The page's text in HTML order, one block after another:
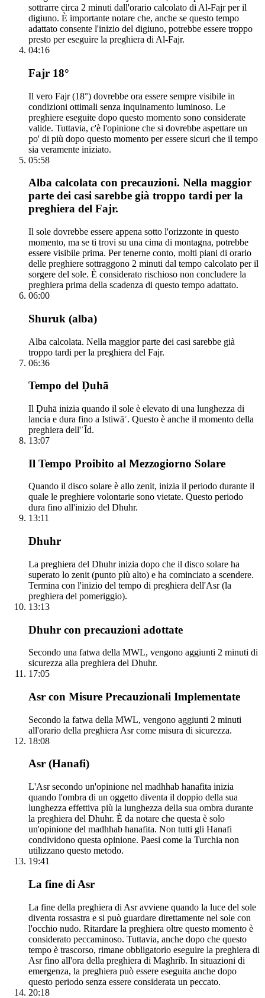
sottrarre circa 2 minuti dall'orario calcolato di Al-Fajr per il
digiuno. È importante notare che, anche se questo tempo
adattato consente l'inizio del digiuno, potrebbe essere troppo
presto per eseguire la preghiera di Al-Fajr.
04:16
Fajr 18°
Il vero Fajr (18°) dovrebbe ora essere sempre visibile in
condizioni ottimali senza inquinamento luminoso. Le
preghiere eseguite dopo questo momento sono considerate
valide. Tuttavia, c'è l'opinione che si dovrebbe aspettare un
po' di più dopo questo momento per essere sicuri che il tempo
sia veramente iniziato.
05:58
Alba calcolata con precauzioni. Nella maggior
parte dei casi sarebbe già troppo tardi per la
preghiera del Fajr.
Il sole dovrebbe essere appena sotto l'orizzonte in questo
momento, ma se ti trovi su una cima di montagna, potrebbe
essere visibile prima. Per tenerne conto, molti piani di orario
delle preghiere sottraggono 2 minuti dal tempo calcolato per il
sorgere del sole. È considerato rischioso non concludere la
preghiera prima della scadenza di questo tempo adattato.
06:00
Shuruk (alba)
Alba calcolata. Nella maggior parte dei casi sarebbe già
troppo tardi per la preghiera del Fajr.
06:36
Tempo del Ḍuhā
Il Ḍuhā inizia quando il sole è elevato di una lunghezza di
lancia e dura fino a Istiwāʾ. Questo è anche il momento della
preghiera dell'ʿĪd.
13:07
Il Tempo Proibito al Mezzogiorno Solare
Quando il disco solare è allo zenit, inizia il periodo durante il
quale le preghiere volontarie sono vietate. Questo periodo
dura fino all'inizio del Dhuhr.
13:11
Dhuhr
La preghiera del Dhuhr inizia dopo che il disco solare ha
superato lo zenit (punto più alto) e ha cominciato a scendere.
Termina con l'inizio del tempo di preghiera dell'Asr (la
preghiera del pomeriggio).
13:13
Dhuhr con precauzioni adottate
Secondo una fatwa della MWL, vengono aggiunti 2 minuti di
sicurezza alla preghiera del Dhuhr.
17:05
Asr con Misure Precauzionali Implementate
Secondo la fatwa della MWL, vengono aggiunti 2 minuti
all'orario della preghiera Asr come misura di sicurezza.
18:08
Asr (Hanafi)
L'Asr secondo un'opinione nel madhhab hanafita inizia
quando l'ombra di un oggetto diventa il doppio della sua
lunghezza effettiva più la lunghezza della sua ombra durante
la preghiera del Dhuhr. È da notare che questa è solo
un'opinione del madhhab hanafita. Non tutti gli Hanafi
condividono questa opinione. Paesi come la Turchia non
utilizzano questo metodo.
19:41
La fine di Asr
La fine della preghiera di Asr avviene quando la luce del sole
diventa rossastra e si può guardare direttamente nel sole con
l'occhio nudo. Ritardare la preghiera oltre questo momento è
considerato peccaminoso. Tuttavia, anche dopo che questo
tempo è trascorso, rimane obbligatorio eseguire la preghiera di
Asr fino all'ora della preghiera di Maghrib. In situazioni di
emergenza, la preghiera può essere eseguita anche dopo
questo periodo senza essere considerata un peccato.
20:18